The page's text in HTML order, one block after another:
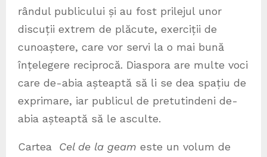
rândul publicului și au fost prilejul unor
discuții extrem de plăcute, exerciții de
cunoaștere, care vor servi la o mai bună
înțelegere reciprocă. Diaspora are multe voci
care de-abia așteaptă să li se dea spațiu de
exprimare, iar publicul de pretutindeni de-
abia așteaptă să le asculte.
Cartea Cel de la geam este un volum de